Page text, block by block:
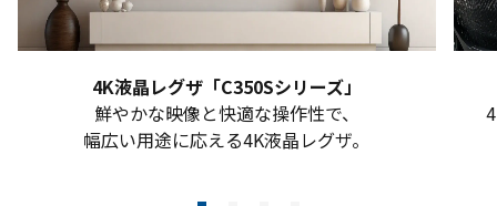
4K液晶レグザ「C350Sシリーズ」
鮮やかな映像と快適な操作性で、
幅広い用途に応える4K液晶レグザ。